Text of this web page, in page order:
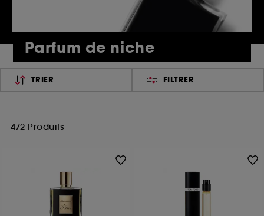
Parfum de niche
TRIER FILTRER
472 Produits